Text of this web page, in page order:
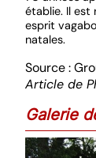
établie. Il est
esprit
natales.
Source :
Article de
Galerie